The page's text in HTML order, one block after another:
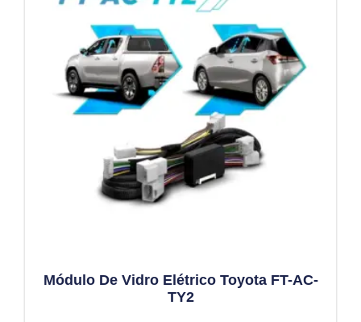
Módulo De Vidro Elétrico Toyota FT-AC-
TY2